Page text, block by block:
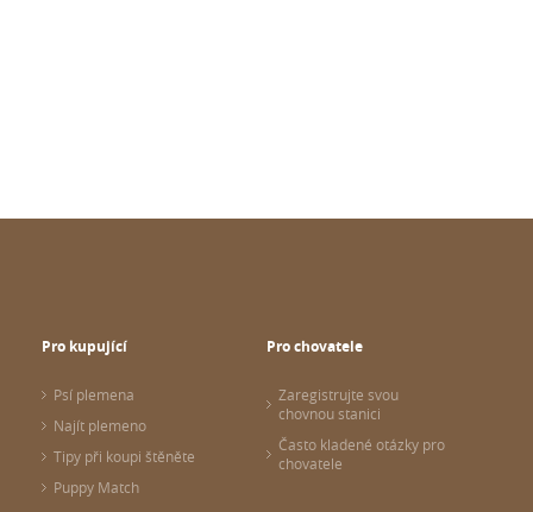
Pro kupující
Psí plemena
Najít plemeno
Tipy při koupi štěněte
Puppy Match
Pro chovatele
Zaregistrujte svou
chovnou stanici
Často kladené otázky pro
chovatele